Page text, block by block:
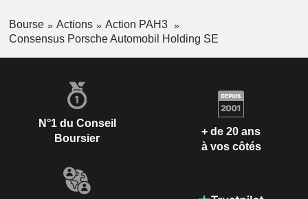
Bourse Actions
Action PAH3
Consensus Porsche Automobil Holding SE
N°1 du Conseil
Boursier
+ de 20 ans
à vos côtés